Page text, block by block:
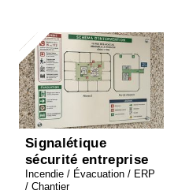
Signalétique
sécurité entreprise
Incendie / Évacuation / ERP
/ Chantier